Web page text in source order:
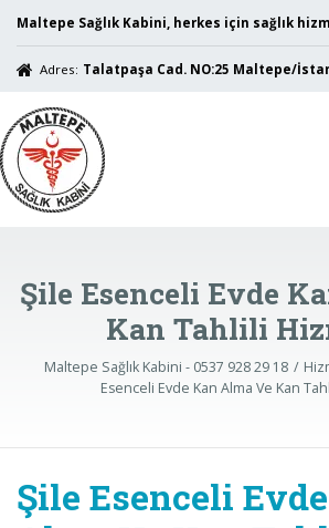
Maltepe Sağlık Kabini, herkes için sağlık
Adres: Talatpaşa Cad. NO:25 Maltepe/
Şile Esenceli Evde
Kan Tahlili
Maltepe Sağlık Kabini - 0537 928 29 18
Esenceli Evde Kan Alma Ve Kan
Şile Esenceli